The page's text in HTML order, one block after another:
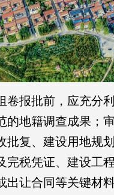
报批前，应充分
的地籍调查成果；
复、建设用地规
税凭证、建设工
让合同等关键材料